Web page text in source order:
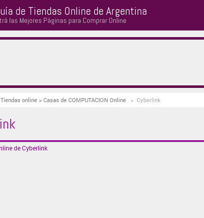
de Tiendas Online de Argentina
las Mejores Páginas para Comprar Online
Tiendas online > Casas de COMPUTACION Online> Cyberlink